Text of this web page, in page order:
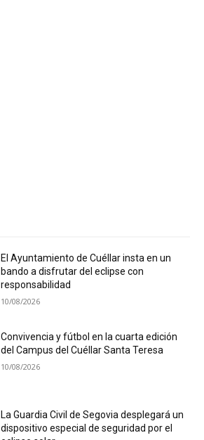
El Ayuntamiento de Cuéllar insta en un
bando a disfrutar del eclipse con
responsabilidad
10/08/2026
Convivencia y fútbol en la cuarta edición
del Campus del Cuéllar Santa Teresa
10/08/2026
La Guardia Civil de Segovia desplegará un
dispositivo especial de seguridad por el